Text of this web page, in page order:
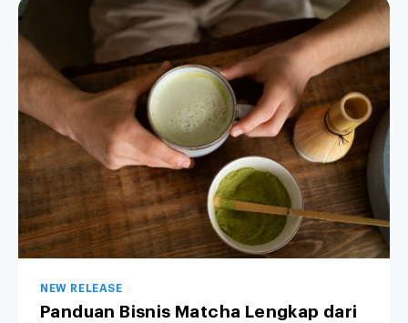
NEW RELEASE
Panduan Bisnis Matcha Lengkap dari